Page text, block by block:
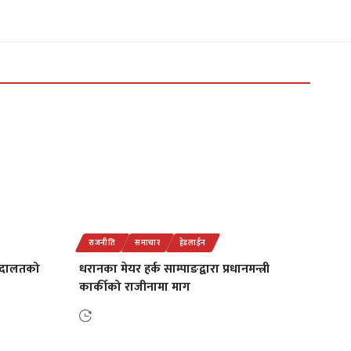
राजनीति समाचार हेडलाईन
धरानका मेयर हर्क साम्पाङद्वारा प्रधानमन्त्री
कार्कीको राजीनामा माग